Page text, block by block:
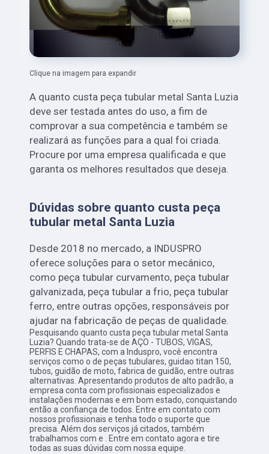
Clique na imagem para expandir
A quanto custa peça tubular metal Santa Luzia
deve ser testada antes do uso, a fim de
comprovar a sua competência e também se
realizará as funções para a qual foi criada.
Procure por uma empresa qualificada e que
garanta os melhores resultados que deseja.
Dúvidas sobre quanto custa peça
tubular metal Santa Luzia
Desde 2018 no mercado, a INDUSPRO
oferece soluções para o setor mecânico,
como peça tubular curvamento, peça tubular
galvanizada, peça tubular a frio, peça tubular
ferro, entre outras opções, responsáveis por
ajudar na fabricação de peças de qualidade.
Pesquisando quanto custa peça tubular metal Santa
Luzia? Quando trata-se de AÇO - TUBOS, VIGAS,
PERFIS E CHAPAS, com a Induspro, você encontra
serviços como o de peças tubulares, guidao titan 150,
tubos, guidão de moto, fabrica de guidão, entre outras
alternativas. Apresentando produtos de alto padrão, a
empresa conta com profissionais especializados e
instalações modernas e em bom estado, conquistando
então a confiança de todos. Entre em contato com
nossos profissionais e tenha todo o suporte que
precisa. Além dos serviços já citados, também
trabalhamos com e . Entre em contato agora e tire
todas as suas dúvidas com nossa equipe.